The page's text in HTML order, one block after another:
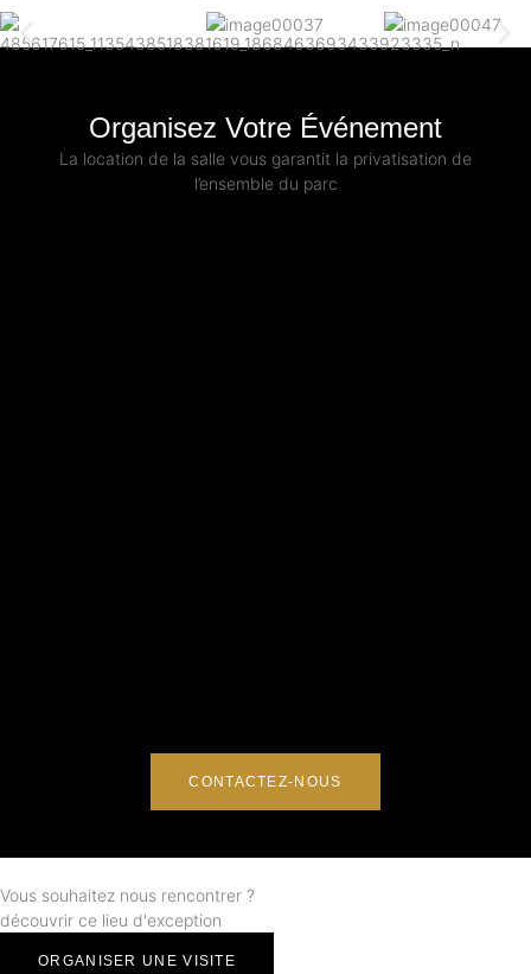
Organisez Votre Événement
La location de la salle vous garantit la privatisation de
l’ensemble du parc
CONTACTEZ-NOUS
Vous souhaitez nous rencontrer ?
découvrir ce lieu d'exception
ORGANISER UNE VISITE